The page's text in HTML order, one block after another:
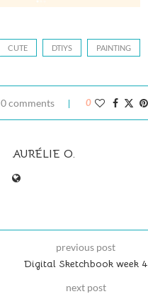
CUTE DTIYS PAINTING
0 comments 0
AURÉLIE O.
previous post
Digital Sketchbook week 4
next post